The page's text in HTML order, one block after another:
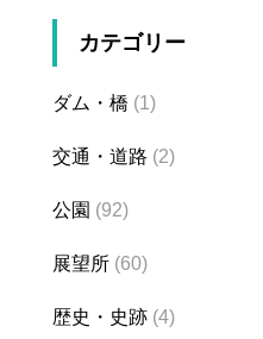
カテゴリー
ダム・橋 (1)
交通・道路 (2)
公園 (92)
展望所 (60)
歴史・史跡 (4)